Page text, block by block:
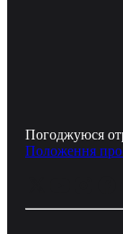
Погоджуюся
Положення про